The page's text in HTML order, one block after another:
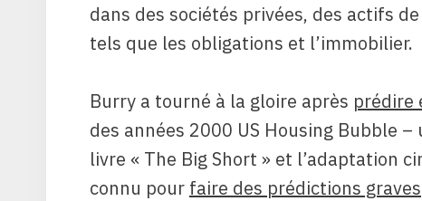
dans des sociétés privées, des actifs
tels que les obligations et l’immobilier.
Burry a tourné à la gloire après prédire
des années 2000 US Housing Bubble
livre « The Big Short » et l’adaptation
connu pour faire des prédictions graves